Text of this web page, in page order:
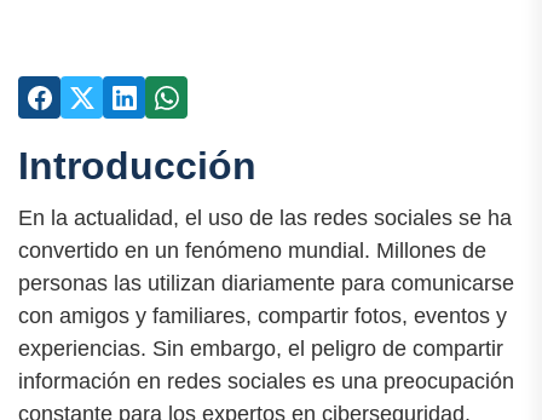
Introducción
En la actualidad, el uso de las redes sociales se ha
convertido en un fenómeno mundial. Millones de
personas las utilizan diariamente para comunicarse
con amigos y familiares, compartir fotos, eventos y
experiencias. Sin embargo, el peligro de compartir
información en redes sociales es una preocupación
constante para los expertos en ciberseguridad.